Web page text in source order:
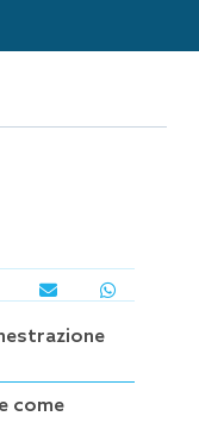
come